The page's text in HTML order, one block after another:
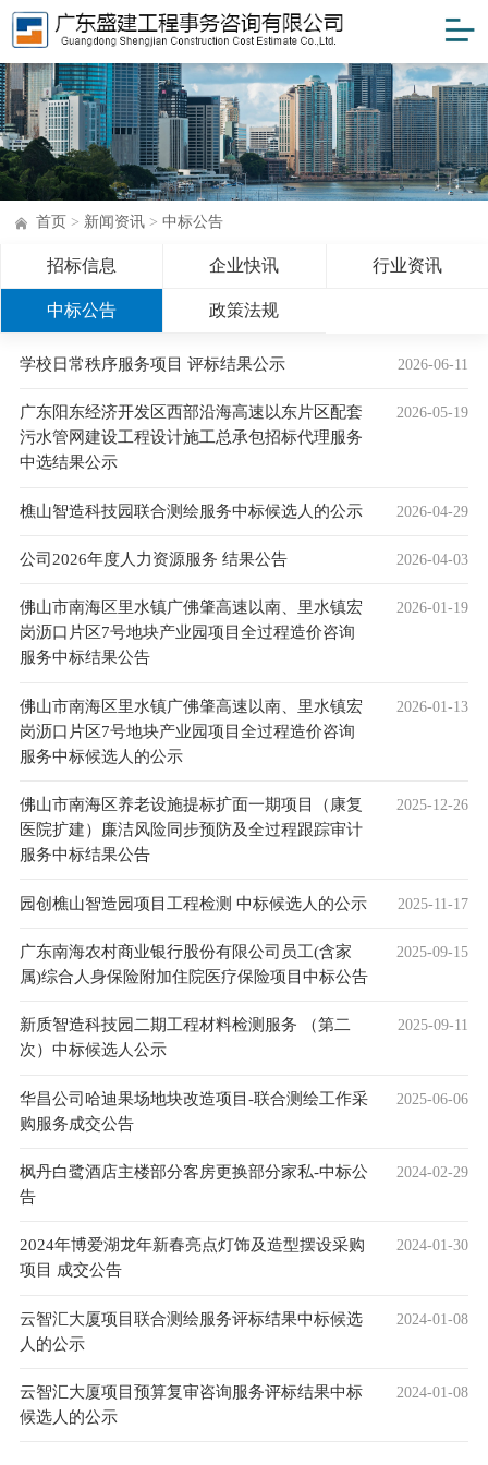
首页 > 新闻资讯> 中标公告
招标信息 企业快讯 行业资讯
中标公告 政策法规
学校日常秩序服务项目 评标结果公示 2026-06-11
广东阳东经济开发区西部沿海高速以东片区配套
污水管网建设工程设计施工总承包招标代理服务
中选结果公示
2026-05-19
樵山智造科技园联合测绘服务中标候选人的公示 2026-04-29
公司2026年度人力资源服务 结果公告 2026-04-03
佛山市南海区里水镇广佛肇高速以南、里水镇宏
岗沥口片区7号地块产业园项目全过程造价咨询
服务中标结果公告
2026-01-19
佛山市南海区里水镇广佛肇高速以南、里水镇宏
岗沥口片区7号地块产业园项目全过程造价咨询
服务中标候选人的公示
2026-01-13
佛山市南海区养老设施提标扩面一期项目（康复
医院扩建）廉洁风险同步预防及全过程跟踪审计
服务中标结果公告
2025-12-26
园创樵山智造园项目工程检测 中标候选人的公示 2025-11-17
广东南海农村商业银行股份有限公司员工(含家
属)综合人身保险附加住院医疗保险项目中标公告
2025-09-15
新质智造科技园二期工程材料检测服务 （第二
次）中标候选人公示
2025-09-11
华昌公司哈迪果场地块改造项目-联合测绘工作采
购服务成交公告
2025-06-06
枫丹白鹭酒店主楼部分客房更换部分家私-中标公
告
2024-02-29
2024年博爱湖龙年新春亮点灯饰及造型摆设采购
项目 成交公告
2024-01-30
云智汇大厦项目联合测绘服务评标结果中标候选
人的公示
2024-01-08
云智汇大厦项目预算复审咨询服务评标结果中标
候选人的公示
2024-01-08